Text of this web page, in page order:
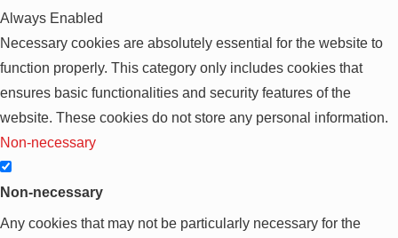
Always Enabled
Necessary cookies are absolutely essential for the website to
function properly. This category only includes cookies that
ensures basic functionalities and security features of the
website. These cookies do not store any personal information.
Non-necessary
Non-necessary
Any cookies that may not be particularly necessary for the